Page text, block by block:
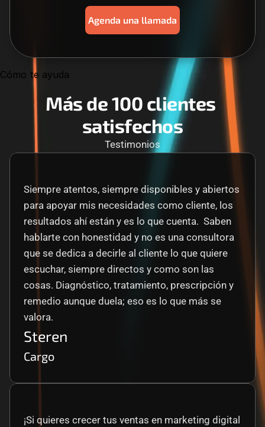
Agenda una llamada
Más de 100 clientes
satisfechos
Testimonios
Siempre atentos, siempre disponibles y abiertos
para apoyar mis necesidades como cliente, los
resultados ahí están y es lo que cuenta.  Saben
hablarte con honestidad y no es una consultora
que se dedica a decirle al cliente lo que quiere
escuchar, siempre directos y como son las
cosas. Diagnóstico, tratamiento, prescripción y
remedio aunque duela; eso es lo que más se
valora.
Steren
Cargo
¡Si quieres crecer tus ventas en marketing digital
Cómo te ayuda